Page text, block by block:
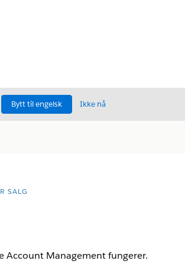
Bytt til engelsk Ikke nå
SALG
Account Management fungerer.